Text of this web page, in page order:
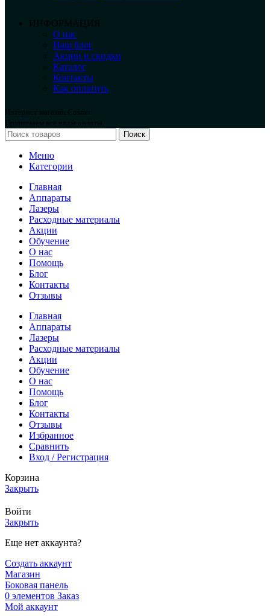
ИНФОРМАЦИЯ
О нас
Наш блог
Акции и скидки
Каталог
Контакты
Как оплатить
Интернет магазин Cosmo
Принимаем все виды оплаты.
Поиск
Меню
Категории
Главная
Аппараты
Лазеры
Расходные материалы
Акции
Обучение
О нас
Помощь
Блог
Контакты
Отзывы
Главная
Аппараты
Лазеры
Расходные материалы
Акции
Обучение
О нас
Помощь
Блог
Контакты
Отзывы
Избранное
Сравнить
Вход / Регистрация
Корзина
Закрыть
Войти
Закрыть
Еще нет аккаунта?
Создать аккаунт
Магазин
Боковая панель
0 элементов Заказ
Мой аккаунт